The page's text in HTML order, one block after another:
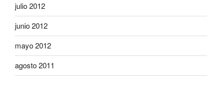
julio 2012
junio 2012
mayo 2012
agosto 2011